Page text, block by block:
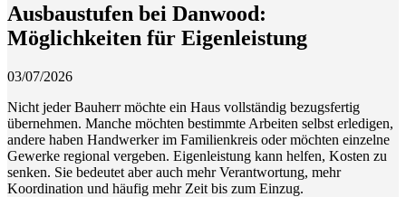
Ausbaustufen bei Danwood:
Möglichkeiten für Eigenleistung
03/07/2026
Nicht jeder Bauherr möchte ein Haus vollständig bezugsfertig
übernehmen. Manche möchten bestimmte Arbeiten selbst erledigen,
andere haben Handwerker im Familienkreis oder möchten einzelne
Gewerke regional vergeben. Eigenleistung kann helfen, Kosten zu
senken. Sie bedeutet aber auch mehr Verantwortung, mehr
Koordination und häufig mehr Zeit bis zum Einzug.